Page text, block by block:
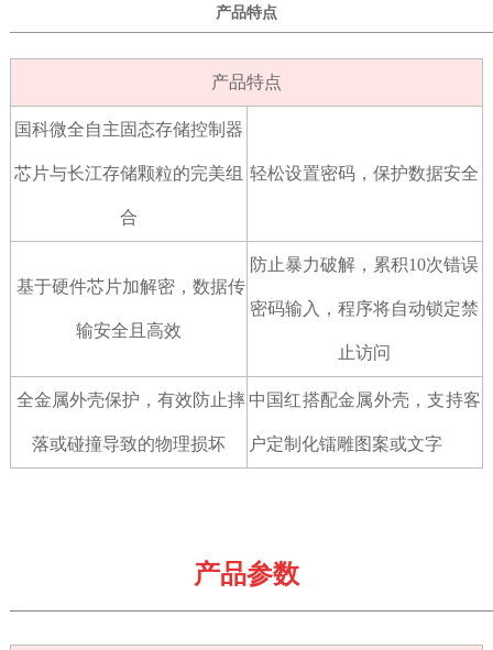
产品特点
产品特点
国科微全自主固态存储控制器
芯片与长江存储颗粒的完美组
合
轻松设置密码，保护数据安全
基于硬件芯片加解密，数据传
输安全且高效
防止暴力破解，累积10次错误
密码输入，程序将自动锁定禁
止访问
全金属外壳保护，有效防止摔
落或碰撞导致的物理损坏
中国红搭配金属外壳，支持客
户定制化镭雕图案或文字
产品参数